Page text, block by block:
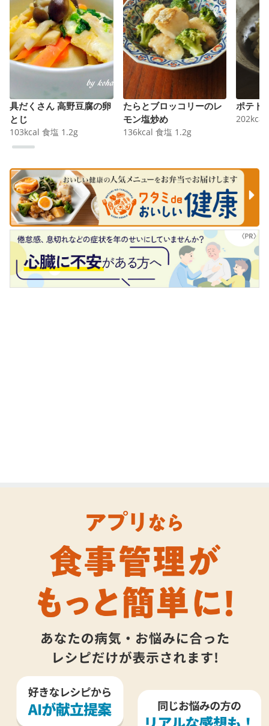
具だくさん 高野豆腐の卵
とじ
103kcal 食塩 1.2g
たらとブロッコリーのレ
モン塩炒め
136kcal 食塩 1.2g
ポテト
202kcal